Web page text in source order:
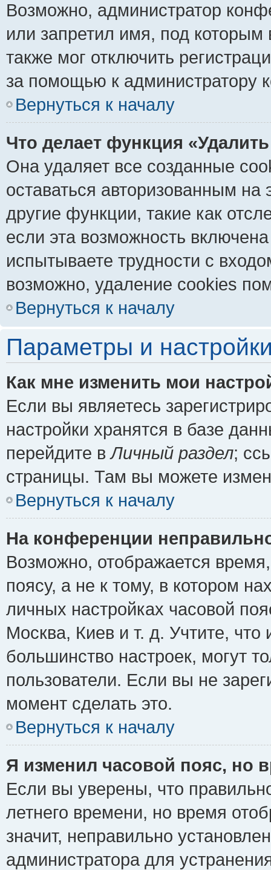
Возможно, администратор
или запретил имя, под которым
также мог отключить
за помощью к администратору
Вернуться к началу
Что делает функция
Она удаляет все созданные
оставаться авторизованным
другие функции, такие как
если эта возможность
испытываете трудности с
возможно, удаление cookies
Вернуться к началу
Параметры и
Как мне изменить мои
Если вы являетесь
настройки хранятся в базе
перейдите вЛичный раздел;
страницы. Там вы можете
Вернуться к началу
На конференции
Возможно, отображается
поясу, а не к тому, в котором
личных настройках часовой
Москва, Киев и т. д. Учтите, что
большинство настроек, могут
пользователи. Если вы не
момент сделать это.
Вернуться к началу
Я изменил часовой пояс, но
Если вы уверены, что
летнего времени, но время
значит, неправильно
администратора для